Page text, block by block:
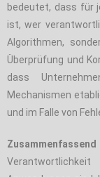
bedeutet, dass für
ist, wer
Algorithmen,
Überprüfung und
dass
Mechanismen
und im Falle von
Zusammenfassend